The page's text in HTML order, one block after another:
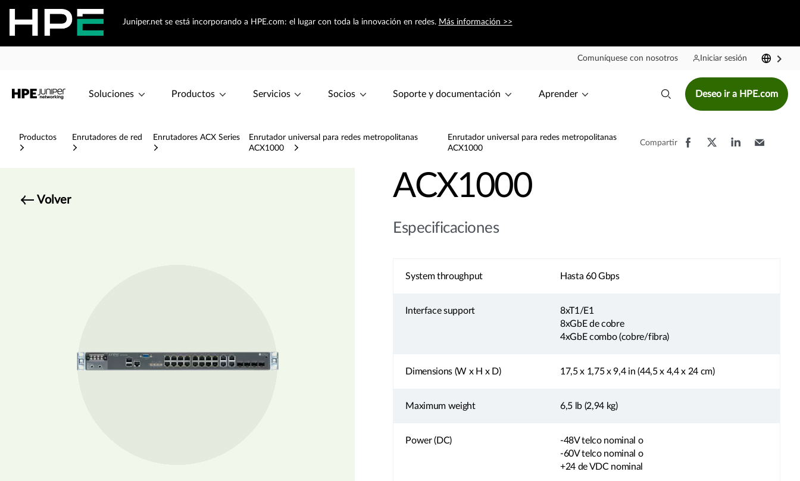
Juniper.net se está incorporando a HPE.com: el lugar con toda la innovación en redes. Más información >>
Comuníquese con nosotros Iniciar sesión
Soluciones Productos Servicios Socios Soporte y documentación Aprender Deseo ir a HPE.com
Productos Enrutadores de red Enrutadores ACX Series
Enrutador universal para redes metropolitanas
ACX1000
Enrutador universal para redes metropolitanas
ACX1000
Compartir
Volver ACX1000
Especificaciones
System throughput Hasta 60 Gbps
Interface support
8xT1/E1
8xGbE de cobre
4xGbE combo (cobre/fibra)
Dimensions (W x H x D) 17,5 x 1,75 x 9,4 in (44,5 x 4,4 x 24 cm)
Maximum weight 6,5 lb (2,94 kg)
Power (DC)
-48V telco nominal o
-60V telco nominal o
+24 de VDC nominal